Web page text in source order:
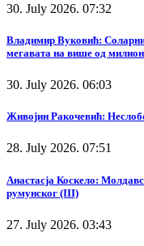
30. July 2026. 07:32
Владимир Вуковић: Соларни
мегавата на више од
30. July 2026. 06:03
Живојин Ракочевић:
28. July 2026. 07:51
Анастасја Коскело:
румунског (III)
27. July 2026. 03:43